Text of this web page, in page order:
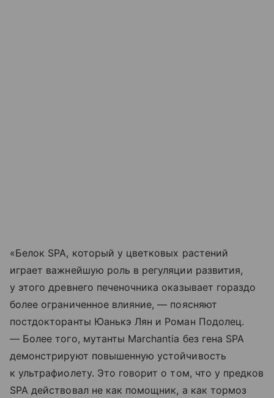
«Белок SPA, который у цветковых растений
играет важнейшую роль в регуляции развития,
у этого древнего печеночника оказывает гораздо
более ограниченное влияние, — поясняют
постдокторанты Юанькэ Лян и Роман Подолец.
— Более того, мутанты Marchantia без гена SPA
демонстрируют повышенную устойчивость
к ультрафиолету. Это говорит о том, что у предков
SPA действовал не как помощник, а как тормоз